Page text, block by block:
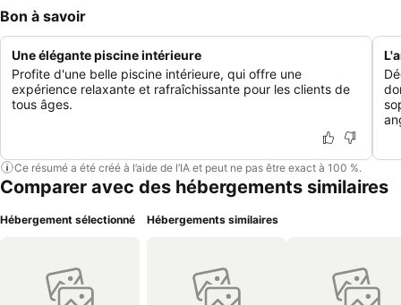
Bon à savoir
Une élégante piscine intérieure
Profite d'une belle piscine intérieure, qui offre une
expérience relaxante et rafraîchissante pour les clients de
tous âges.
Ce résumé a été créé à l’aide de l’IA et peut ne pas être exact à 100 %.
Comparer avec des hébergements similaires
Hébergement sélectionné Hébergements similaires